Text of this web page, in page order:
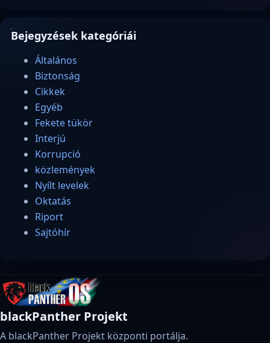
Bejegyzések kategóriái
Általános
Biztonság
Cikkek
Egyéb
Fekete tükör
Interjú
Korrupció
közlemények
Nyílt levelek
Oktatás
Riport
Sajtóhír
blackPanther Projekt
A blackPanther Projekt központi portálja.